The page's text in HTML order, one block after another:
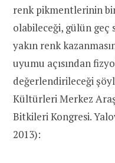
renk pikmentlerinin
olabileceği, gülün geç
yakın renk
uyumu açısından
değerlendirileceği
Kültürleri Merkez
Bitkileri Kongresi.
2013):